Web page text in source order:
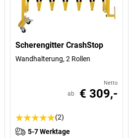
Scherengitter CrashStop
Wandhalterung, 2 Rollen
Netto
ab € 309,-
(2)
5-7 Werktage